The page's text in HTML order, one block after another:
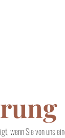
wenn Sie von uns